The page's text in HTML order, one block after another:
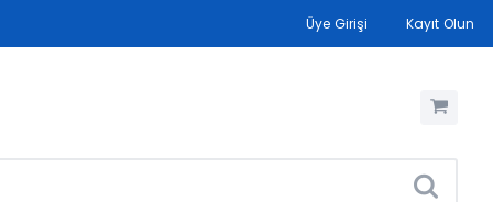
Üye Girişi Kayıt Olun